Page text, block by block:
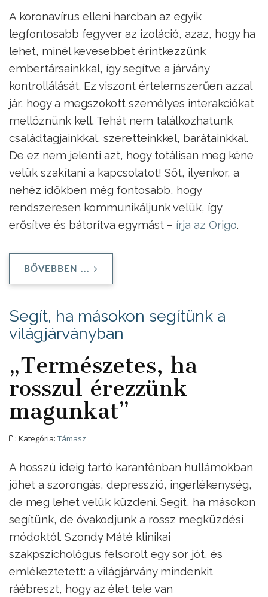
A koronavírus elleni harcban az egyik
legfontosabb fegyver az izoláció, azaz, hogy ha
lehet, minél kevesebbet érintkezzünk
embertársainkkal, így segítve a járvány
kontrollálását. Ez viszont értelemszerűen azzal
jár, hogy a megszokott személyes interakciókat
mellőznünk kell. Tehát nem találkozhatunk
családtagjainkkal, szeretteinkkel, barátainkkal.
De ez nem jelenti azt, hogy totálisan meg kéne
velük szakítani a kapcsolatot! Sőt, ilyenkor, a
nehéz időkben még fontosabb, hogy
rendszeresen kommunikáljunk velük, így
erősítve és bátorítva egymást – írja az Origo.
BŐVEBBEN ...
Segít, ha másokon segítünk a
világjárványban
„Természetes, ha
rosszul érezzünk
magunkat”
Kategória: Támasz
A hosszú ideig tartó karanténban hullámokban
jöhet a szorongás, depresszió, ingerlékenység,
de meg lehet velük küzdeni. Segít, ha másokon
segítünk, de óvakodjunk a rossz megküzdési
módoktól. Szondy Máté klinikai
szakpszichológus felsorolt egy sor jót, és
emlékeztetett: a világjárvány mindenkit
ráébreszt, hogy az élet tele van